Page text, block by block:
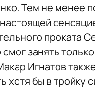
Тем не менее
проката
занять
Игнатов
хотя бы в тройку